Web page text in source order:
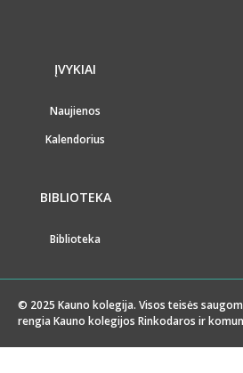
ĮVYKIAI
Naujienos
Kalendorius
BIBLIOTEKA
Biblioteka
© 2025 Kauno kolegija. Visos teisės
rengia Kauno kolegijos Rinkodaros ir